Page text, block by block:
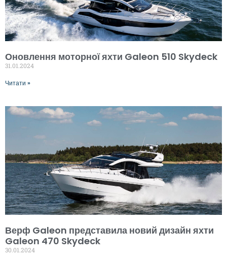
Оновлення моторної яхти Galeon 510 Skydeck
31.01.2024
Читати »
Верф Galeon представила новий дизайн яхти
Galeon 470 Skydeck
30.01.2024